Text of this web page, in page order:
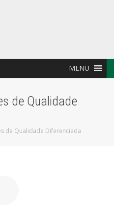
MENU
de Qualidade
de Qualidade Diferenciada